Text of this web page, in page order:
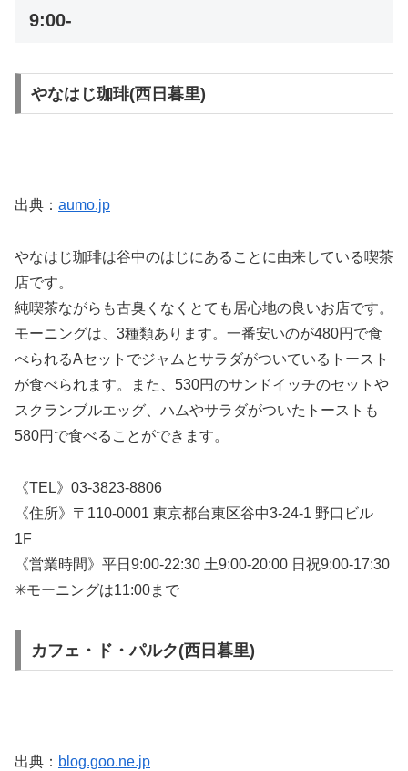
9:00-
やなはじ珈琲(西日暮里)
出典： aumo.jp
やなはじ珈琲は谷中のはじにあることに由来している喫茶
店です。
純喫茶ながらも古臭くなくとても居心地の良いお店です。
モーニングは、3種類あります。一番安いのが480円で食
べられるAセットでジャムとサラダがついているトースト
が食べられます。また、530円のサンドイッチのセットや
スクランブルエッグ、ハムやサラダがついたトーストも
580円で食べることができます。
《TEL》03-3823-8806
《住所》〒110-0001 東京都台東区谷中3-24-1 野口ビル
1F
《営業時間》平日9:00-22:30 土9:00-20:00 日祝9:00-17:30
✳︎モーニングは11:00まで
カフェ・ド・パルク(西日暮里)
出典： blog.goo.ne.jp